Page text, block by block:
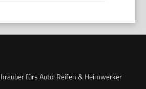
fürs Auto: Reifen & Heimwerker